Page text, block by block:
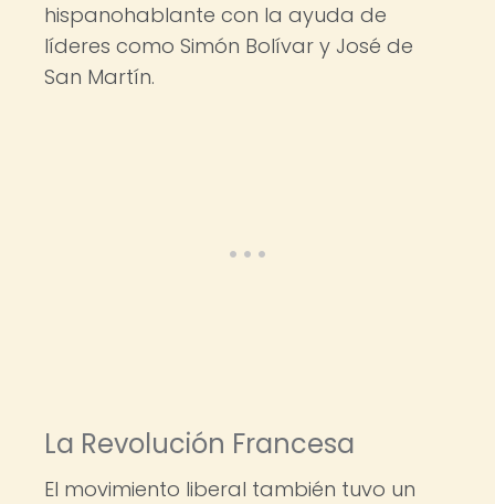
hispanohablante con la ayuda de
líderes como Simón Bolívar y José de
San Martín.
La Revolución Francesa
El movimiento liberal también tuvo un